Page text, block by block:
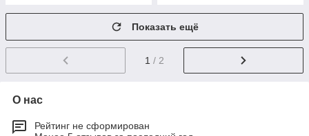
Показать ещё
1 / 2
О нас
Рейтинг не сформирован